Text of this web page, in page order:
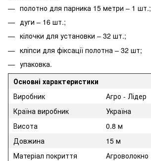
полотно для парника 15 метри – 1 шт.;
дуги – 16 шт.;
кілочки для установки – 32 шт.;
кліпси для фіксації полотна – 32 шт;
упаковка.
Основні характеристики
Виробник
Агро - Лідер
Країна виробник
Україна
Висота
0.8 м
Довжина
15 м
Матеріал покриття
Агроволокно